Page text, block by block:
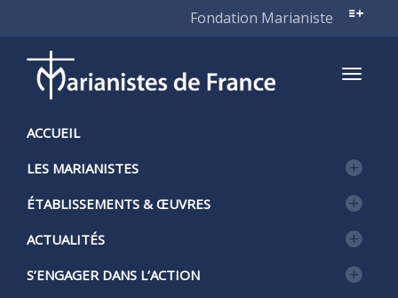
Fondation Marianiste
ACCUEIL
LES MARIANISTES
ÉTABLISSEMENTS & ŒUVRES
ACTUALITÉS
S’ENGAGER DANS L’ACTION